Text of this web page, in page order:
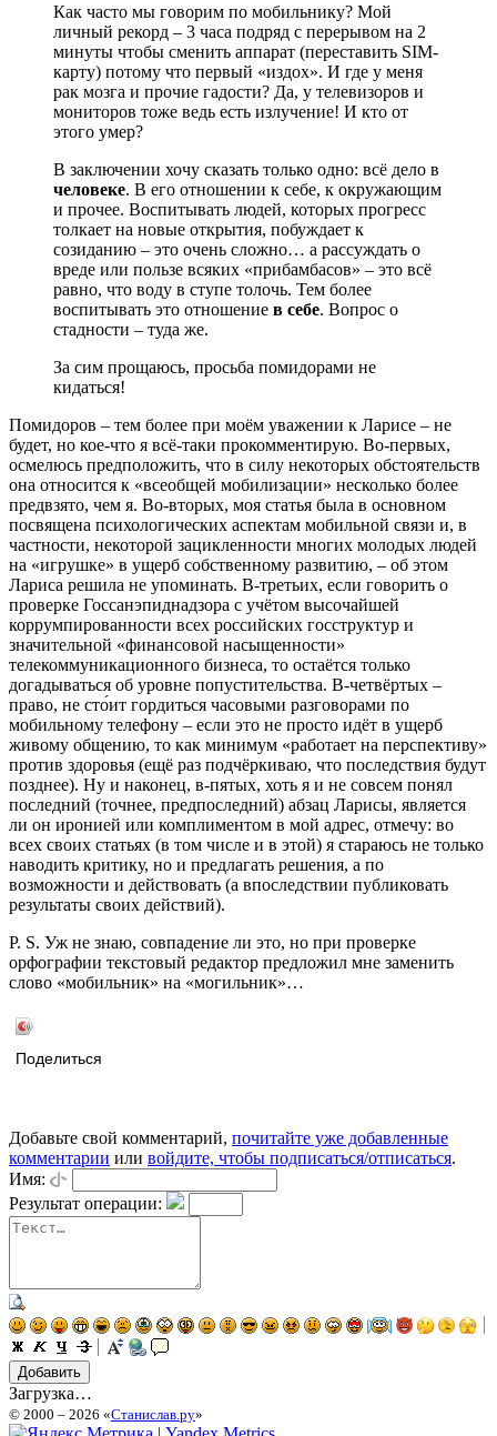
Как часто мы говорим по мобильнику? Мой
личный рекорд – 3 часа подряд с перерывом на 2
минуты чтобы сменить аппарат (переставить SIM-
карту) потому что первый «издох». И где у меня
рак мозга и прочие гадости? Да, у телевизоров и
мониторов тоже ведь есть излучение! И кто от
этого умер?
В заключении хочу сказать только одно: всё дело в
человеке. В его отношении к себе, к окружающим
и прочее. Воспитывать людей, которых прогресс
толкает на новые открытия, побуждает к
созиданию – это очень сложно… а рассуждать о
вреде или пользе всяких «прибамбасов» – это всё
равно, что воду в ступе толочь. Тем более
воспитывать это отношение в себе. Вопрос о
стадности – туда же.
За сим прощаюсь, просьба помидорами не
кидаться!
Помидоров – тем более при моём уважении к Ларисе – не
будет, но кое-что я всё-таки прокомментирую. Во-первых,
осмелюсь предположить, что в силу некоторых обстоятельств
она относится к «всеобщей мобилизации» несколько более
предвзято, чем я. Во-вторых, моя статья была в основном
посвящена психологических аспектам мобильной связи и, в
частности, некоторой зацикленности многих молодых людей
на «игрушке» в ущерб собственному развитию, – об этом
Лариса решила не упоминать. В-третьих, если говорить о
проверке Госсанэпиднадзора с учётом высочайшей
коррумпированности всех российских госструктур и
значительной «финансовой насыщенности»
телекоммуникационного бизнеса, то остаётся только
догадываться об уровне попустительства. В-четвёртых –
право, не сто́ит гордиться часовыми разговорами по
мобильному телефону – если это не просто идёт в ущерб
живому общению, то как минимум «работает на перспективу»
против здоровья (ещё раз подчёркиваю, что последствия будут
позднее). Ну и наконец, в-пятых, хоть я и не совсем понял
последний (точнее, предпоследний) абзац Ларисы, является
ли он иронией или комплиментом в мой адрес, отмечу: во
всех своих статьях (в том числе и в этой) я стараюсь не только
наводить критику, но и предлагать решения, а по
возможности и действовать (а впоследствии публиковать
результаты своих действий).
P. S. Уж не знаю, совпадение ли это, но при проверке
орфографии текстовый редактор предложил мне заменить
слово «мобильник» на «могильник»…
Поделиться
Добавьте свой комментарий, почитайте уже добавленные
комментарии или войдите, чтобы подписаться/отписаться.
Имя:
Результат операции:
Загрузка…
© 2000 – 2026 «Станислав.ру»